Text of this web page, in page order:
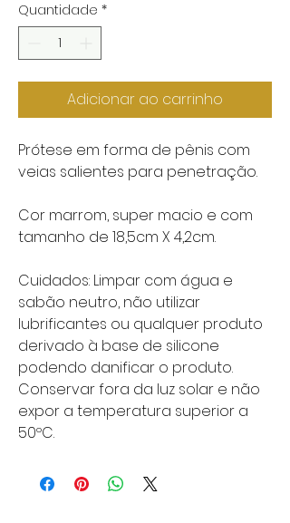
Quantidade *
Adicionar ao carrinho
Prótese em forma de pênis com
veias salientes para penetração.
Cor marrom, super macio e com
tamanho de 18,5cm X 4,2cm.
Cuidados: Limpar com água e
sabão neutro, não utilizar
lubrificantes ou qualquer produto
derivado à base de silicone
podendo danificar o produto.
Conservar fora da luz solar e não
expor a temperatura superior a
50ºC.